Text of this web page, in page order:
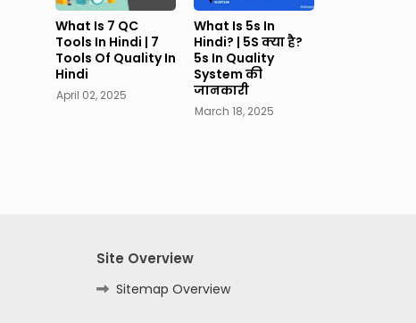
What Is 7 QC
Tools In Hindi | 7
Tools Of Quality In
Hindi
April 02, 2025
What Is 5s In
Hindi? | 5S क्या है?
5s In Quality
System की
जानकारी
March 18, 2025
Site Overview
Sitemap Overview